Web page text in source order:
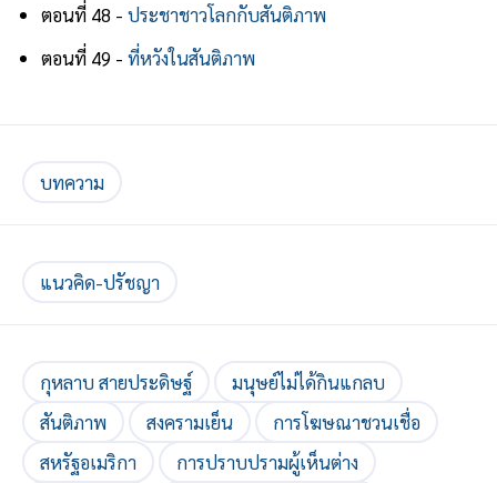
ตอนที่ 48 - ประชาชาวโลกกับสันติภาพ
ตอนที่ 49 - ที่หวังในสันติภาพ
บทความ
แนวคิด-ปรัชญา
กุหลาบ สายประดิษฐ์
มนุษย์ไม่ได้กินแกลบ
สันติภาพ
สงครามเย็น
การโฆษณาชวนเชื่อ
สหรัฐอเมริกา
การปราบปรามผู้เห็นต่าง